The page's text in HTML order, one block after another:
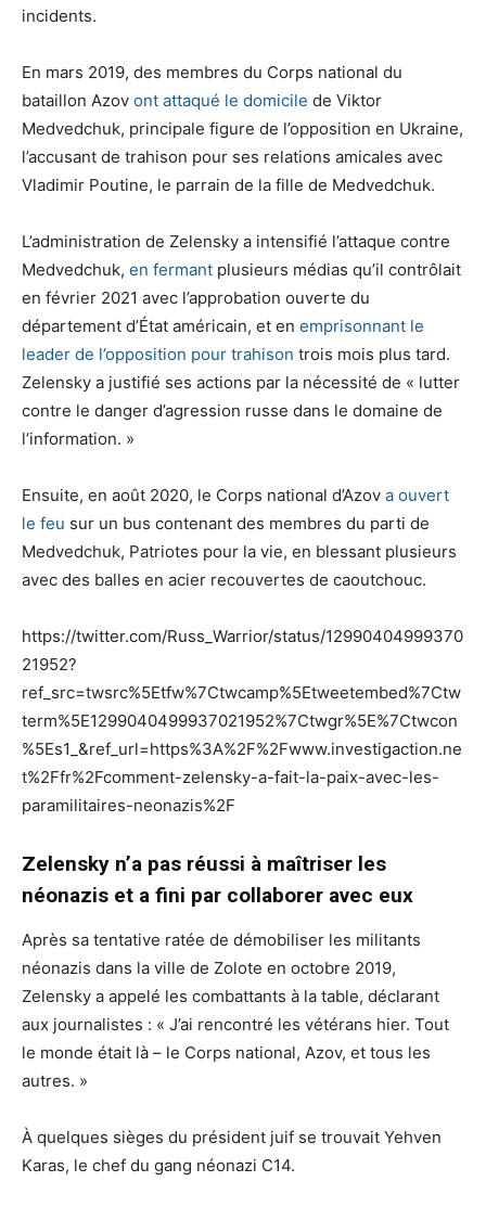
incidents.
En mars 2019, des membres du Corps national du
bataillon Azov ont attaqué le domicile de Viktor
Medvedchuk, principale figure de l’opposition en Ukraine,
l’accusant de trahison pour ses relations amicales avec
Vladimir Poutine, le parrain de la fille de Medvedchuk.
L’administration de Zelensky a intensifié l’attaque contre
Medvedchuk, en fermant plusieurs médias qu’il contrôlait
en février 2021 avec l’approbation ouverte du
département d’État américain, et en emprisonnant le
leader de l’opposition pour trahison trois mois plus tard.
Zelensky a justifié ses actions par la nécessité de « lutter
contre le danger d’agression russe dans le domaine de
l’information. »
Ensuite, en août 2020, le Corps national d’Azov a ouvert
le feu sur un bus contenant des membres du parti de
Medvedchuk, Patriotes pour la vie, en blessant plusieurs
avec des balles en acier recouvertes de caoutchouc.
https://twitter.com/Russ_Warrior/status/12990404999370
21952?
ref_src=twsrc%5Etfw%7Ctwcamp%5Etweetembed%7Ctw
term%5E1299040499937021952%7Ctwgr%5E%7Ctwcon
%5Es1_&ref_url=https%3A%2F%2Fwww.investigaction.ne
t%2Ffr%2Fcomment-zelensky-a-fait-la-paix-avec-les-
paramilitaires-neonazis%2F
Zelensky n’a pas réussi à maîtriser les
néonazis et a fini par collaborer avec eux
Après sa tentative ratée de démobiliser les militants
néonazis dans la ville de Zolote en octobre 2019,
Zelensky a appelé les combattants à la table, déclarant
aux journalistes : « J’ai rencontré les vétérans hier. Tout
le monde était là – le Corps national, Azov, et tous les
autres. »
À quelques sièges du président juif se trouvait Yehven
Karas, le chef du gang néonazi C14.